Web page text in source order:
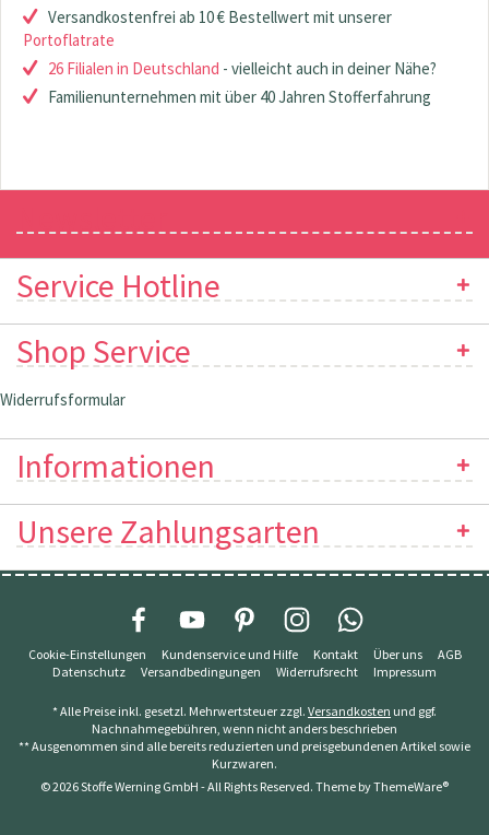
Versandkostenfrei ab 10 € Bestellwert mit unserer
Portoflatrate
26 Filialen in Deutschland - vielleicht auch in deiner Nähe?
Familienunternehmen mit über 40 Jahren Stofferfahrung
Service Hotline
Shop Service
Widerrufsformular
Informationen
Unsere Zahlungsarten
Cookie-Einstellungen Kundenservice und Hilfe Kontakt Über uns
AGB
Datenschutz
Versandbedingungen Widerrufsrecht Impressum
* Alle Preise inkl. gesetzl. Mehrwertsteuer zzgl. Versandkosten und ggf.
Nachnahmegebühren, wenn nicht anders beschrieben
** Ausgenommen sind alle bereits reduzierten und preisgebundenen Artikel sowie
Kurzwaren.
© 2026 Stoffe Werning GmbH - All Rights Reserved. Theme byThemeWare®